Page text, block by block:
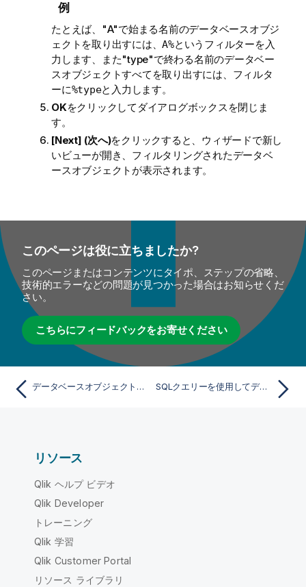
例
たとえば、"A"で始まる名前のデータベースオブジ
ェクトを取り出すには、A%というフィルターを入
力します、また"type"で終わる名前のデータベー
スオブジェクトすべてを取り出すには、フィルタ
ーに%typeと入力します。
OKをクリックしてダイアログボックスを閉じま
す。
[Next] (次へ)をクリックすると、ウィザードで新し
いビューが開き、フィルタリングされたデータベ
ースオブジェクトが表示されます。
このページは役に立ちましたか?
このページまたはコンテンツにタイポ、ステップの省略、
技術的エラーなどの問題が見つかった場合はお知らせくだ
さい。
こちらにフィードバックをお寄せください
データベースオブジェクトをフィルタリング SQLクエリーを使用してデータベースオブジェクトをフィルタリング
リソース
Qlik ヘルプ ビデオ
Qlik Developer
トレーニング
Qlik 学習
Qlik Customer Portal
リソース ライブラリ